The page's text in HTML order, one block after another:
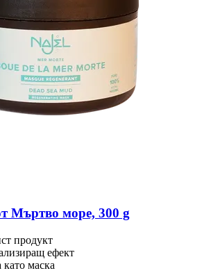
Mъртво море, 300 g
продукт
ефект
маска